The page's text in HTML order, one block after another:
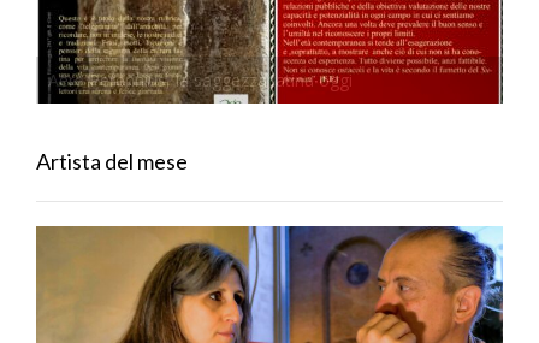
Aere Perennius, la saggezza latina oggi
Artista del mese